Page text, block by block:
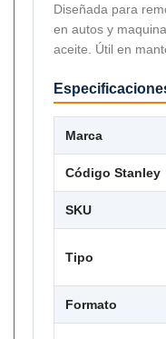
Diseñada para
en autos y
aceite. Útil en
Marca
Código Stanley
SKU
Tipo
Formato